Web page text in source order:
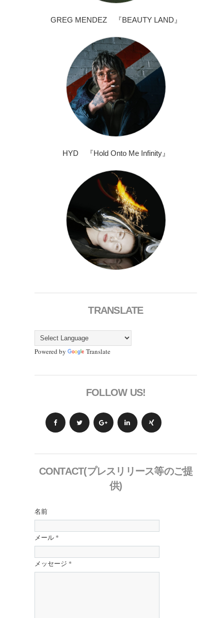
GREG MENDEZ 『BEAUTY LAND』
HYD 『Hold Onto Me Infinity』
TRANSLATE
Powered by Translate
FOLLOW US!
CONTACT(プレスリリース等のご提
供)
名前
メール *
メッセージ *